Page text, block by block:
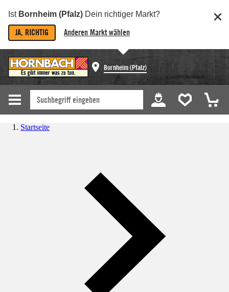
Ist Bornheim (Pfalz) Dein richtiger Markt?
JA, RICHTIG Anderen Markt wählen
Bornheim (Pfalz)
Startseite